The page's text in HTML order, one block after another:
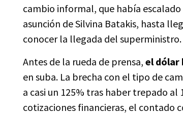
cambio informal, que había
asunción de Silvina Batakis, hasta
conocer la llegada del superministro.
Antes de la rueda de prensa, el dólar
en suba. La brecha con el tipo de
a casi un 125% tras haber trepado al
cotizaciones financieras, el contado